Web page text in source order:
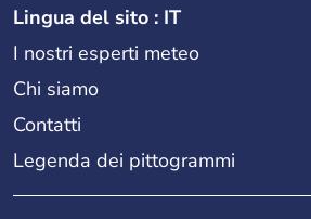
Lingua del sito : IT
I nostri esperti meteo
Chi siamo
Contatti
Legenda dei pittogrammi